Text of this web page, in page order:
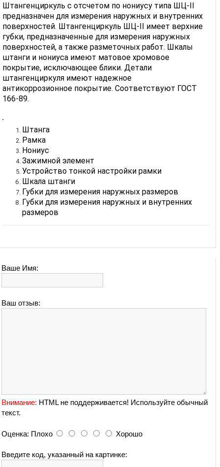
Штангенциркуль с отсчетом по нониусу типа ШЦ-II
предназначен для измерения наружных и внутренних
поверхностей. Штангенциркуль ШЦ-II имеет верхние
губки, предназначенные для измерения наружных
поверхностей, а также разметочных работ. Шкалы
штанги и нониуса имеют матовое хромовое
покрытие, исключающее блики. Детали
штангенциркуля имеют надежное
антикоррозионное покрытие. Соответствуют ГОСТ
166-89.
Штанга
Рамка
Нониус
Зажимной элемент
Устройство тонкой настройки рамки
Шкала штанги
Губки для измерения наружных размеров
Губки для измерения наружных и внутренних
размеров
Ваше Имя:
Ваш отзыв:
Внимание: HTML не поддерживается! Используйте обычный
текст.
Оценка: Плохо Хорошо
Введите код, указанный на картинке: